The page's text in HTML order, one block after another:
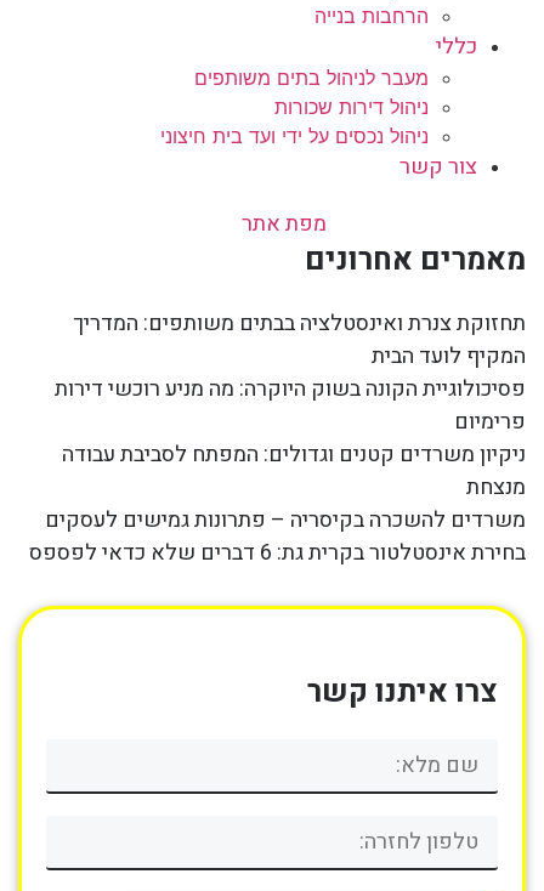
הרחבות בנייה
כללי
מעבר לניהול בתים משותפים
ניהול דירות שכורות
ניהול נכסים על ידי ועד בית חיצוני
צור קשר
מפת אתר
מאמרים אחרונים
תחזוקת צנרת ואינסטלציה בבתים משותפים: המדריך
המקיף לועד הבית
פסיכולוגיית הקונה בשוק היוקרה: מה מניע רוכשי דירות
פרימיום
ניקיון משרדים קטנים וגדולים: המפתח לסביבת עבודה
מנצחת
משרדים להשכרה בקיסריה – פתרונות גמישים לעסקים
בחירת אינסטלטור בקרית גת: 6 דברים שלא כדאי לפספס
צרו איתנו קשר